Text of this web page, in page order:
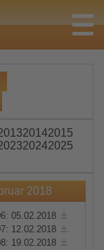
20142015
20242025
2018
05.02.2018
12.02.2018
19.02.2018